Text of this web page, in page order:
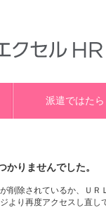
派遣ではたら
りませんでした。
削除されているか、ＵＲ
より再度アクセスし直し